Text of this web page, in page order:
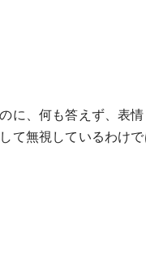
に、何も答えず、表
て無視しているわけ